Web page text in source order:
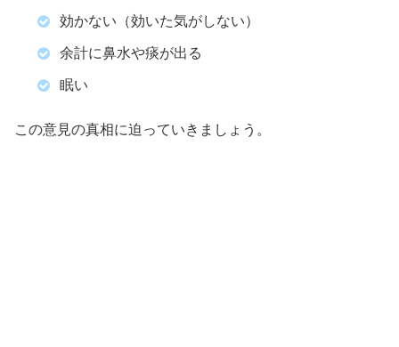
効かない（効いた気がしない）
余計に鼻水や痰が出る
眠い
この意見の真相に迫っていきましょう。